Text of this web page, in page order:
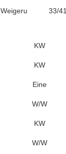
Weigerung 33/41
KW
KW
Eine
W/W
KW
W/W